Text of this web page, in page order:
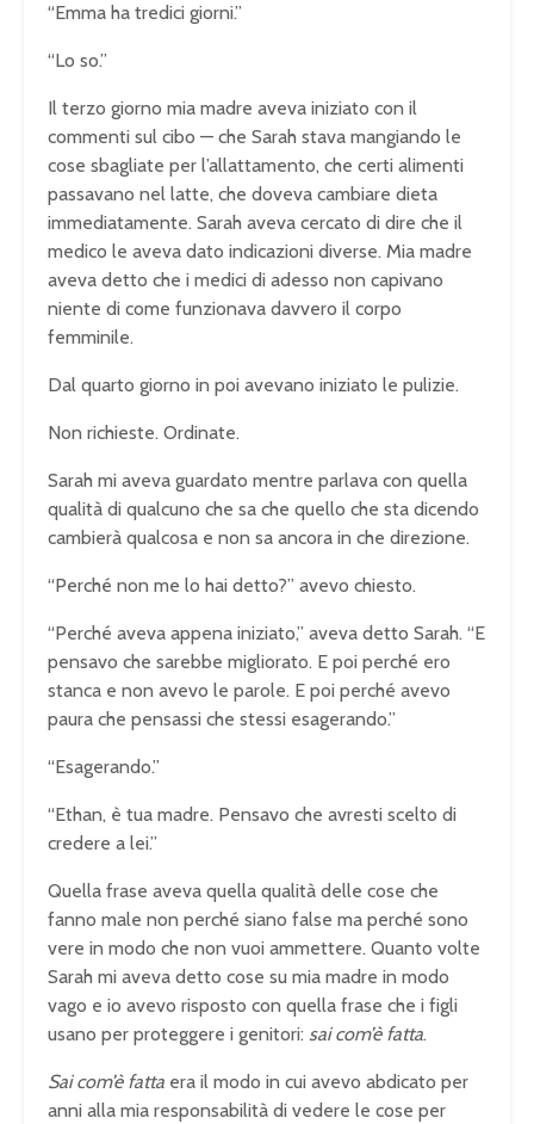
“Emma ha tredici giorni.”
“Lo so.”
Il terzo giorno mia madre aveva iniziato con il
commenti sul cibo — che Sarah stava mangiando le
cose sbagliate per l’allattamento, che certi alimenti
passavano nel latte, che doveva cambiare dieta
immediatamente. Sarah aveva cercato di dire che il
medico le aveva dato indicazioni diverse. Mia madre
aveva detto che i medici di adesso non capivano
niente di come funzionava davvero il corpo
femminile.
Dal quarto giorno in poi avevano iniziato le pulizie.
Non richieste. Ordinate.
Sarah mi aveva guardato mentre parlava con quella
qualità di qualcuno che sa che quello che sta dicendo
cambierà qualcosa e non sa ancora in che direzione.
“Perché non me lo hai detto?” avevo chiesto.
“Perché aveva appena iniziato,” aveva detto Sarah. “E
pensavo che sarebbe migliorato. E poi perché ero
stanca e non avevo le parole. E poi perché avevo
paura che pensassi che stessi esagerando.”
“Esagerando.”
“Ethan, è tua madre. Pensavo che avresti scelto di
credere a lei.”
Quella frase aveva quella qualità delle cose che
fanno male non perché siano false ma perché sono
vere in modo che non vuoi ammettere. Quanto volte
Sarah mi aveva detto cose su mia madre in modo
vago e io avevo risposto con quella frase che i figli
usano per proteggere i genitori: sai com’è fatta.
Sai com’è fatta era il modo in cui avevo abdicato per
anni alla mia responsabilità di vedere le cose per